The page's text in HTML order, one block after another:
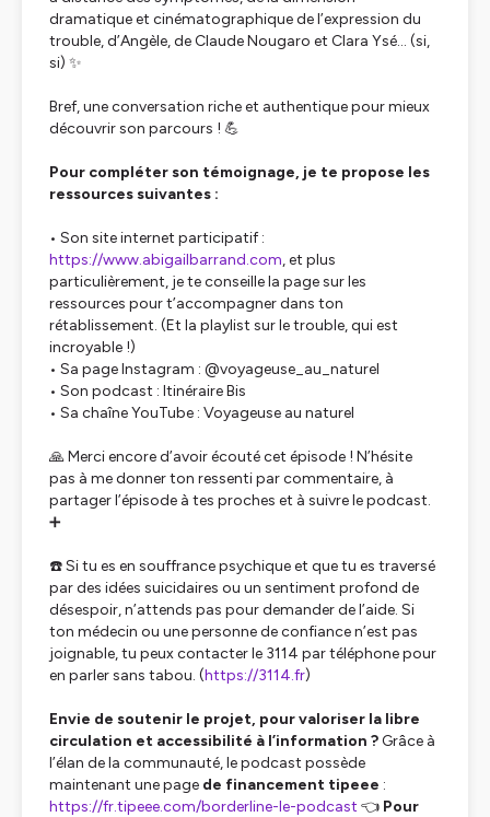
dramatique et cinématographique de l’expression du
trouble, d’Angèle, de Claude Nougaro et Clara Ysé… (si,
si) ✨
Bref, une conversation riche et authentique pour mieux
découvrir son parcours ! 💪
Pour compléter son témoignage, je te propose les
ressources suivantes :
• Son site internet participatif :
https://www.abigailbarrand.com, et plus
particulièrement, je te conseille la page sur les
ressources pour t’accompagner dans ton
rétablissement. (Et la playlist sur le trouble, qui est
incroyable !)
• Sa page Instagram : @voyageuse_au_naturel
• Son podcast : Itinéraire Bis
• Sa chaîne YouTube : Voyageuse au naturel
🙏 Merci encore d’avoir écouté cet épisode ! N’hésite
pas à me donner ton ressenti par commentaire, à
partager l’épisode à tes proches et à suivre le podcast.
➕
☎️ Si tu es en souffrance psychique et que tu es traversé
par des idées suicidaires ou un sentiment profond de
désespoir, n’attends pas pour demander de l’aide. Si
ton médecin ou une personne de confiance n’est pas
joignable, tu peux contacter le 3114 par téléphone pour
en parler sans tabou. (https://3114.fr)
Envie de soutenir le projet, pour valoriser la libre
circulation et accessibilité à l’information ? Grâce à
l’élan de la communauté, le podcast possède
maintenant une page de financement tipeee :
https://fr.tipeee.com/borderline-le-podcast 👈 Pour